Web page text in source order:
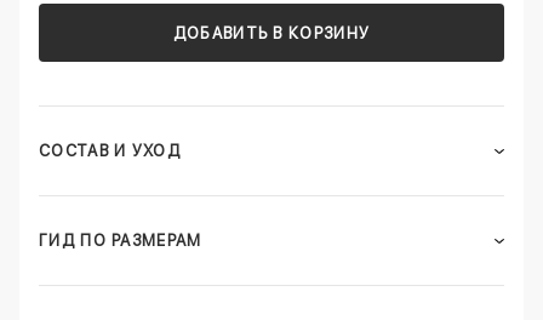
ДОБАВИТЬ В КОРЗИНУ
СОСТАВ И УХОД
ГИД ПО РАЗМЕРАМ